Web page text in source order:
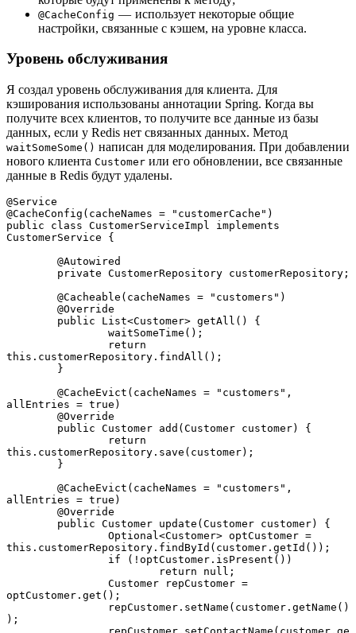
@CacheConfig — использует некоторые общие
настройки, связанные с кэшем, на уровне класса.
Уровень обслуживания
Я создал уровень обслуживания для клиента. Для
кэширования использованы аннотации Spring. Когда вы
получите всех клиентов, то получите все данные из базы
данных, если у Redis нет связанных данных. Метод
waitSomeSome() написан для моделирования. При добавлении
нового клиента Customer или его обновлении, все связанные
данные в Redis будут удалены.
@Service
@CacheConfig(cacheNames = "customerCache")
public class CustomerServiceImpl implements
CustomerService {
	@Autowired
	private CustomerRepository customerRepository;
	@Cacheable(cacheNames = "customers")
	@Override
	public List<Customer> getAll() {
		waitSomeTime();
this.customerRepository.findAll();
	}
allEntries = true)
	@Override
	public Customer add(Customer customer) {
this.customerRepository.save(customer);
	}
allEntries = true)
	@Override
	public Customer update(Customer customer) {
this.customerRepository.findById(customer.getId());
		if (!optCustomer.isPresent())
			return null;
optCustomer.get();
);